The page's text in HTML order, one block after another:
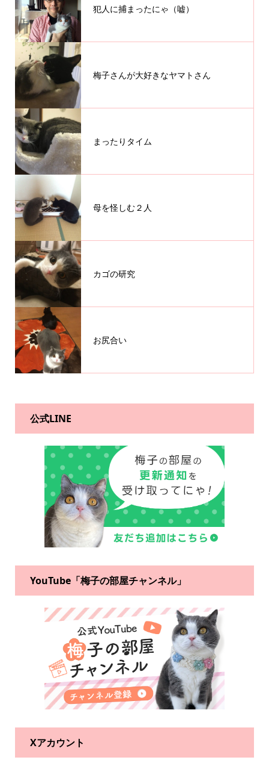
犯人に捕まったにゃ（嘘）
梅子さんが大好きなヤマトさん
まったりタイム
母を怪しむ２人
カゴの研究
お尻合い
公式LINE
YouTube「梅子の部屋チャンネル」
Xアカウント